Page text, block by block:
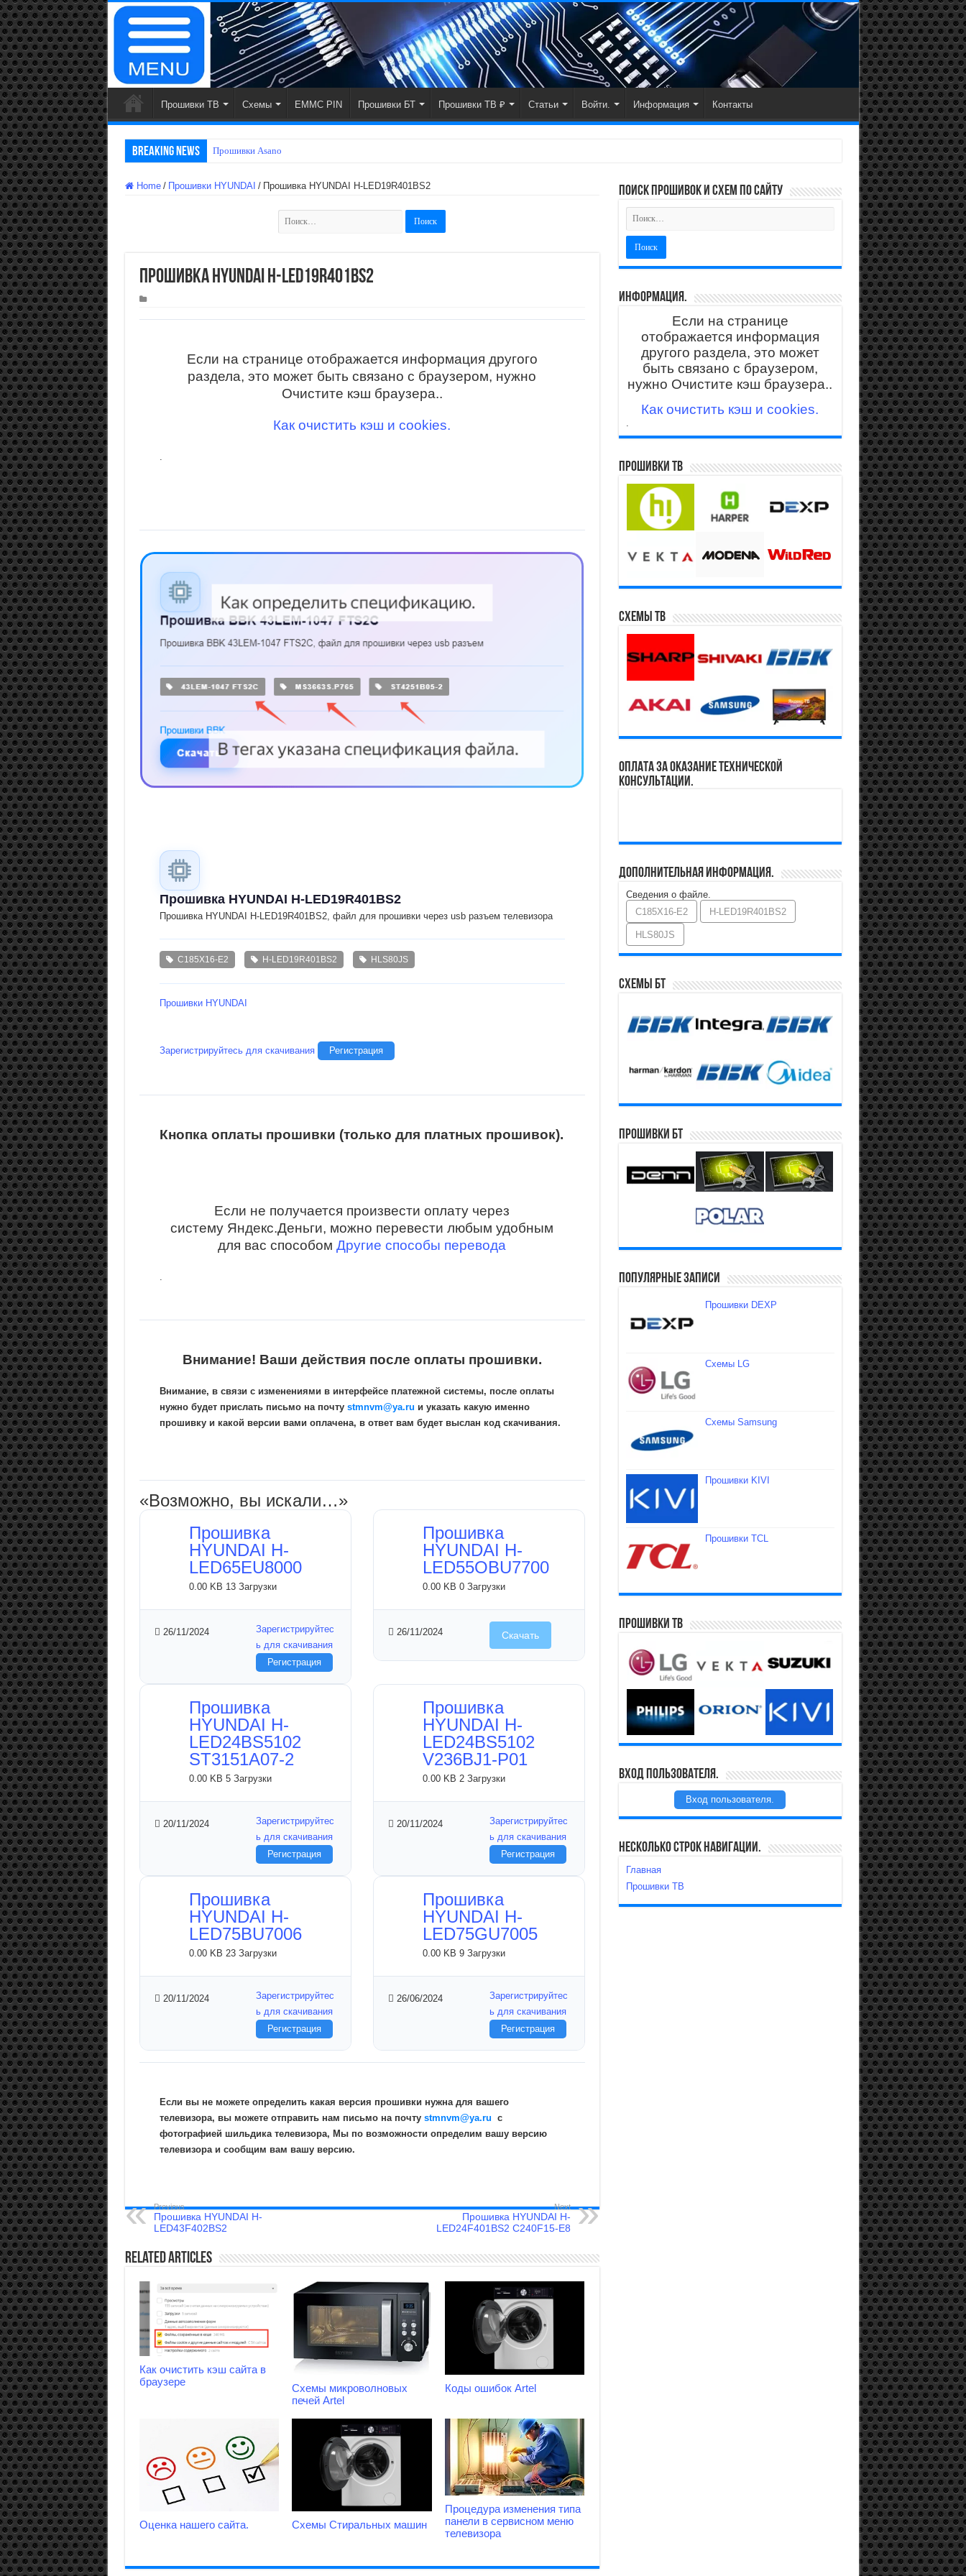
Прошивки ТВ Схемы EMMC PIN Прошивки БТ Прошивки ТВ ₽ Статьи Войти. Информация Контакты
Breaking News Прошивки Starwind
Home / Прошивки HYUNDAI / Прошивка HYUNDAI H-LED19R401BS2
Найти:
Прошивка HYUNDAI H-LED19R401BS2
Если на странице отображается информация другого
раздела, это может быть связано с браузером, нужно
Очистите кэш браузера..
Как очистить кэш и cookies.
.
Прошивка HYUNDAI H-LED19R401BS2
Прошивка HYUNDAI H-LED19R401BS2, файл для прошивки через usb разъем телевизора
C185X16-E2 H-LED19R401BS2 HLS80JS
Прошивки HYUNDAI
Зарегистрируйтесь для скачивания Регистрация
Кнопка оплаты прошивки (только для платных прошивок).
Если не получается произвести оплату через
систему Яндекс.Деньги, можно перевести любым удобным
для вас способом Другие способы перевода
.
Внимание! Ваши действия после оплаты прошивки.
Внимание, в связи с изменениями в интерфейсе платежной системы, после оплаты
нужно будет прислать письмо на почту stmnvm@ya.ru и указать какую именно
прошивку и какой версии вами оплачена, в ответ вам будет выслан код скачивания.
«Возможно, вы искали…»
Прошивка
HYUNDAI H-
LED65EU8000
0.00 KB 13 Загрузки
26/11/2024
Зарегистрируйтес
ь для скачивания
Регистрация
Прошивка
HYUNDAI H-
LED55OBU7700
0.00 KB 0 Загрузки
26/11/2024 Скачать
Прошивка
HYUNDAI H-
LED24BS5102
ST3151A07-2
0.00 KB 5 Загрузки
20/11/2024
Зарегистрируйтес
ь для скачивания
Регистрация
Прошивка
HYUNDAI H-
LED24BS5102
V236BJ1-P01
0.00 KB 2 Загрузки
20/11/2024
Зарегистрируйтес
ь для скачивания
Регистрация
Прошивка
HYUNDAI H-
LED75BU7006
0.00 KB 23 Загрузки
20/11/2024
Зарегистрируйтес
ь для скачивания
Регистрация
Прошивка
HYUNDAI H-
LED75GU7005
0.00 KB 9 Загрузки
26/06/2024
Зарегистрируйтес
ь для скачивания
Регистрация
Если вы не можете определить какая версия прошивки нужна для вашего
телевизора, вы можете отправить нам письмо на почту stmnvm@ya.ru c
фотографией шильдика телевизора, Мы по возможности определим вашу версию
телевизора и сообщим вам вашу версию.
Previous
Прошивка HYUNDAI H-
LED43F402BS2
Next
Прошивка HYUNDAI H-
LED24F401BS2 C240F15-E8
Related Articles
Как очистить кэш сайта в
браузере
Схемы микроволновых
печей Artel
Коды ошибок Artel
Оценка нашего сайта. Схемы Стиральных машин
Процедура изменения типа
панели в сервисном меню
телевизора
поиск прошивок и схем по сайту
Информация.
Если на странице
отображается информация
другого раздела, это может
быть связано с браузером,
нужно Очистите кэш браузера..
Как очистить кэш и cookies.
.
Прошивки ТВ
Схемы ТВ
Оплата за оказание технической
консультации.
Дополнительная информация.
Сведения о файле.
C185X16-E2
H-LED19R401BS2
HLS80JS
Схемы БТ
Прошивки БТ
Популярные записи
Прошивки DEXP
Схемы LG
Схемы Samsung
Прошивки KIVI
Прошивки TCL
Прошивки ТВ
Вход пользователя.
Вход пользователя.
Несколько строк навигации.
Главная
Прошивки ТВ